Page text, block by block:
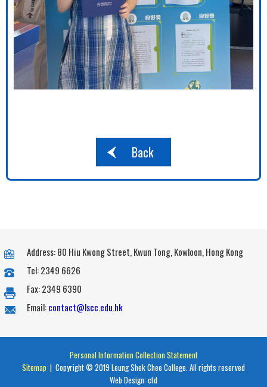
Back
Address: 80 Hiu Kwong Street, Kwun Tong, Kowloon, Hong Kong
Tel: 2349 6626
Fax: 2349 6390
Email:contact@lscc.edu.hk
Personal Information Collection Statement
Sitemap | Copyright © 2019 Leung Shek Chee College. All rights reserved
Web Design: ctd